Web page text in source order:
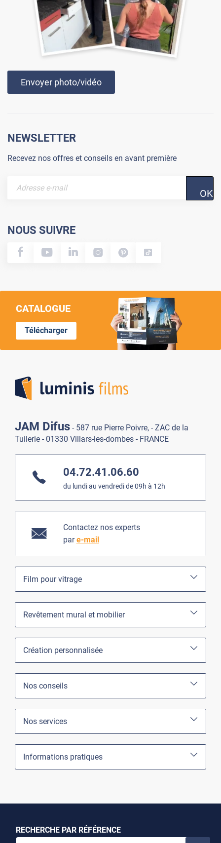
Envoyer photo/vidéo
NEWSLETTER
Recevez nos offres et conseils en avant première
OK
NOUS SUIVRE
CATALOGUE
Télécharger
JAM Difus - 587 rue Pierre Poivre, - ZAC de la
Tuilerie - 01330 Villars-les-dombes - FRANCE
04.72.41.06.60
du lundi au vendredi de 09h à 12h
Contactez nos experts
pare-mail
Film pour vitrage
Revêtement mural et mobilier
Création personnalisée
Nos conseils
Nos services
Informations pratiques
RECHERCHE PAR RÉFÉRENCE